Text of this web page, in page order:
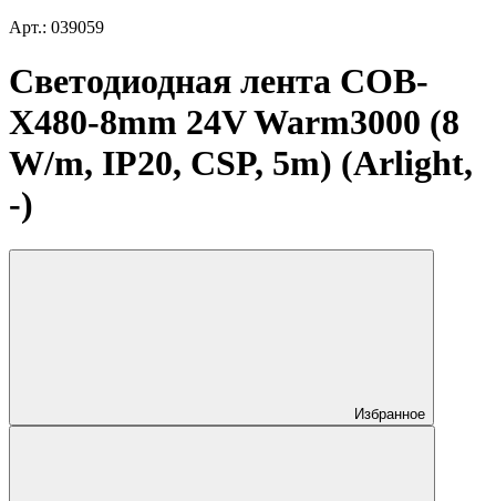
Арт.: 039059
Светодиодная лента COB-
X480-8mm 24V Warm3000 (8
W/m, IP20, CSP, 5m) (Arlight,
-)
Избранное